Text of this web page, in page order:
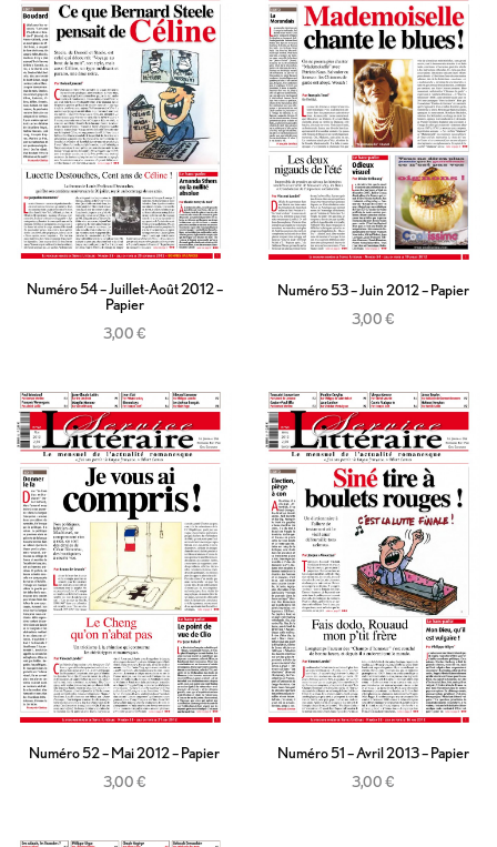
Numéro 54 – Juillet-Août 2012 –
Papier
3,00€
Numéro 53 – Juin 2012 – Papier
3,00€
Numéro 52 – Mai 2012 – Papier
3,00€
Numéro 51 – Avril 2013 – Papier
3,00€